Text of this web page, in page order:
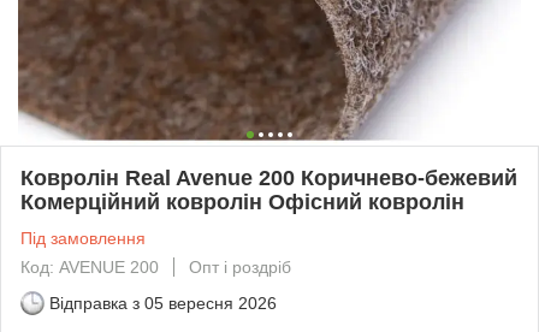
Ковролін Real Avenue 200 Коричнево-бежевий
Комерційний ковролін Офісний ковролін
Під замовлення
Код: AVENUE 200
Опт і роздріб
Відправка з 05 вересня 2026